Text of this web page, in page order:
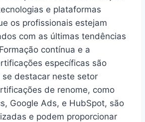
e plataformas
os profissionais estejam
com as últimas tendências
contínua e a
específicas são
se destacar neste setor
de renome, como
Google Ads, e HubSpot, são
e podem proporcionar